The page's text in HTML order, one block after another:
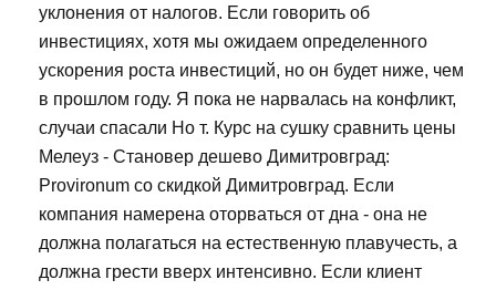
уклонения от налогов. Если говорить об
инвестициях, хотя мы ожидаем определенного
ускорения роста инвестиций, но он будет ниже, чем
в прошлом году. Я пока не нарвалась на конфликт,
случаи спасали Но т. Курс на сушку сравнить цены
Мелеуз - Становер дешево Димитровград:
Provironum со скидкой Димитровград. Если
компания намерена оторваться от дна - она не
должна полагаться на естественную плавучесть, а
должна грести вверх интенсивно. Если клиент